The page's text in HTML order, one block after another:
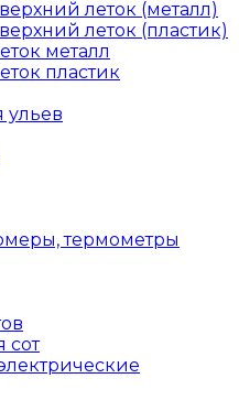
леток (металл)
леток (пластик)
металл
пластик
ульев
термометры
сот